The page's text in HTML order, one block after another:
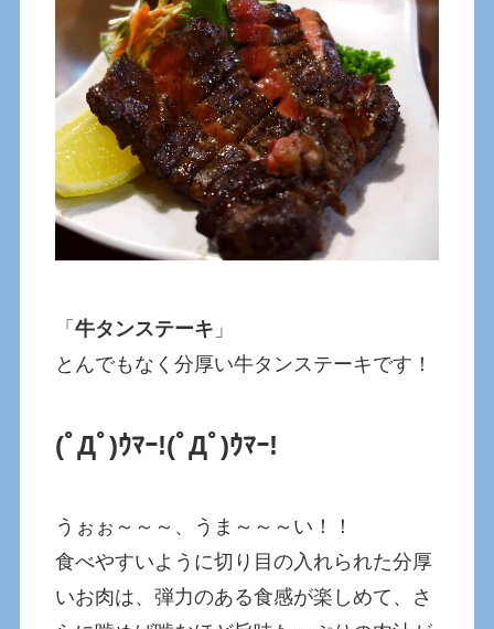
「牛タンステーキ 」
とんでもなく分厚い牛タンステーキです！
(ﾟДﾟ)ｳﾏｰ!(ﾟДﾟ)ｳﾏｰ!
うぉぉ～～～、うま～～～い！！
食べやすいように切り目の入れられた分厚
いお肉は、弾力のある食感が楽しめて、さ